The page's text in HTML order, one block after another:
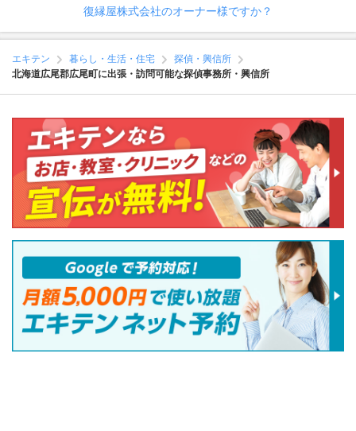
復縁屋株式会社のオーナー様ですか？
エキテン 暮らし・生活・住宅
探偵・興信所
北海道広尾郡広尾町に出張・訪問可能な探偵事務所・興信所